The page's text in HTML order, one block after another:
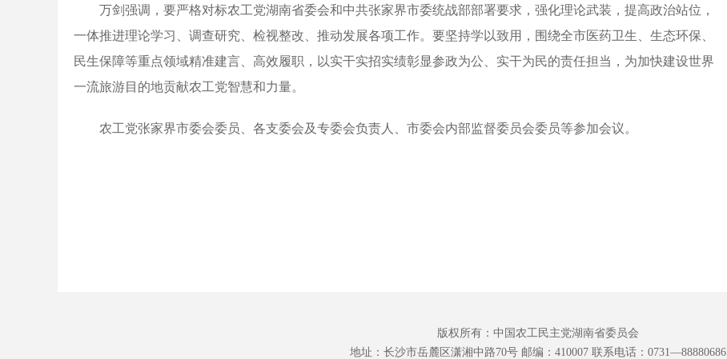
万剑强调 ，要严格对标农工党湖南省委会和中共张家界市委统战部部署要求，强化理论武装，提高政治站位，
一体推进理论学习、调查研究、检视整改、推动发展各项工作。要坚持学以致用，围绕全市医药卫生、生态环保、
民生保障等重点领域精准建言、高效履职，以实干实招实绩彰显参政为公、实干为民的责任担当，为加快建设世界
一流旅游目的地贡献农工党智慧和力量。
农工党张家界市委会委员、各支委会及专委会负责人、市委会内部监督委员会委员等参加会议。
版权所有：中国农工民主党湖南省委员会
地址：长沙市岳麓区潇湘中路70号 邮编：410007 联系电话：0731—88880686